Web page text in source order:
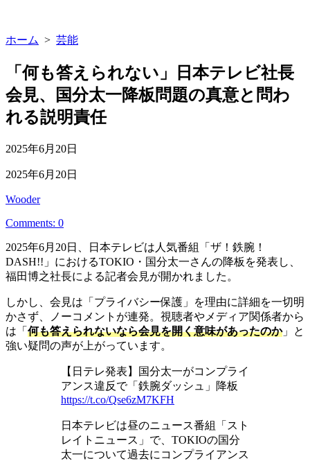
ホーム > 芸能
「何も答えられない」日本テレビ社長
会見、国分太一降板問題の真意と問わ
れる説明責任
公
日
2025年6月20日
最
更
新
日
2025年6月20日
投
者
Wooder
Comments: 0
2025年6月20日、日本テレビは人気番組「ザ！鉄腕！
DASH!!」におけるTOKIO・国分太一さんの降板を発表し、
福田博之社長による記者会見が開かれました。
しかし、会見は「プライバシー保護」を理由に詳細を一切明
かさず、ノーコメントが連発。視聴者やメディア関係者から
は「 何も答えられないなら会見を開く意味があったのか」と
強い疑問の声が上がっています。
【日テレ発表】国分太一がコンプライ
アンス違反で「鉄腕ダッシュ」降板
https://t.co/Qse6zM7KFH
日本テレビは昼のニュース番組「スト
レイトニュース」で、TOKIOの国分
太一について過去にコンプライアンス